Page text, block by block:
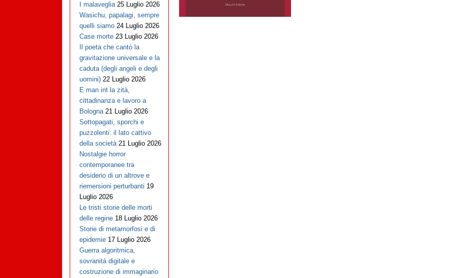
I malaveglia 25 Luglio 2026
Wasichu, papalagi, sempre
quelli siamo 24 Luglio 2026
Case morte 23 Luglio 2026
Il poeta che cantò la
gravitazione universale e la
caduta (degli angeli e degli
uomini) 22 Luglio 2026
E man int la zità,
cittadinanza e lavoro a
Bologna 21 Luglio 2026
Sottopagati, sporchi e
puzzolenti: il lato cattivo
della società 21 Luglio 2026
Nostalgie horror
contemporanee tra
desiderio di un altrove e
riemersioni perturbanti 19
Luglio 2026
Le tristi storie delle morti
delle regine 18 Luglio 2026
Storie di metamorfosi e di
epidemie 17 Luglio 2026
Guerra algoritmica,
sovranità digitale e
costruzione di immaginario